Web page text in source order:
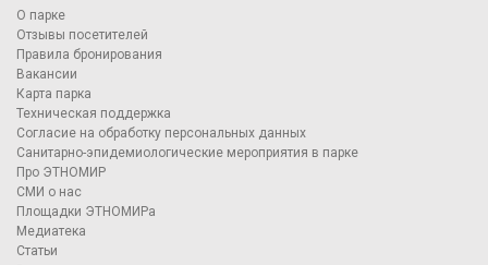
О парке
Отзывы посетителей
Правила бронирования
Вакансии
Карта парка
Техническая поддержка
Согласие на обработку персональных данных
Санитарно-эпидемиологические мероприятия в парке
Про ЭТНОМИР
СМИ о нас
Площадки ЭТНОМИРа
Медиатека
Статьи